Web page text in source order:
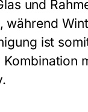
und
während
ist